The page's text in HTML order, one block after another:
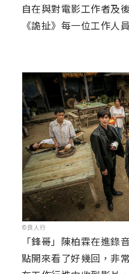
自在與對電影工作者及
《詭扯》每一位工作人
©良人行
「鋒哥」陳柏霖在進錄
點開來看了好幾回，非